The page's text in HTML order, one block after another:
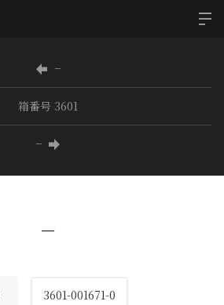
−
箱番号 3601
−
−
3601-001671-0